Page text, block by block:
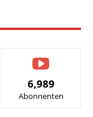
6,989
Abonnenten